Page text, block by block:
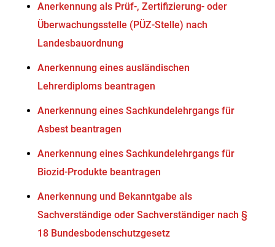
Anerkennung als Prüf-, Zertifizierung- oder
Überwachungsstelle (PÜZ-Stelle) nach
Landesbauordnung
Anerkennung eines ausländischen
Lehrerdiploms beantragen
Anerkennung eines Sachkundelehrgangs für
Asbest beantragen
Anerkennung eines Sachkundelehrgangs für
Biozid-Produkte beantragen
Anerkennung und Bekanntgabe als
Sachverständige oder Sachverständiger nach §
18 Bundesbodenschutzgesetz